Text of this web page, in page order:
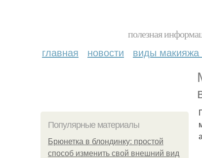
полезная
главная новости виды макияжа
Популярные материалы
Брюнетка в блондинку: простой
способ изменить свой внешний вид